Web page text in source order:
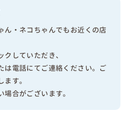
ん・ネコちゃんでもお近くの店
クしていただき、
は電話にてご連絡ください。ご
す。
合がございます。